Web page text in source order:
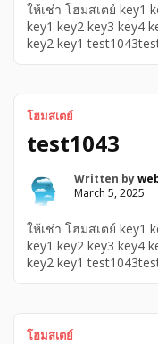
ให้เช่า โฮมสเตย์ key1
key1 key2 key3 key4
key2 key1
โฮมสเตย์
test1043
Written by
March 5, 2025
ให้เช่า โฮมสเตย์ key1
key1 key2 key3 key4
key2 key1
โฮมสเตย์